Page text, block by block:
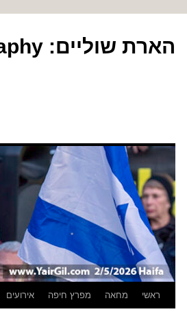
הארת שוליים: Yair Gil Photography
לדלגראשי מחאה מפרץ חיפה אירועים